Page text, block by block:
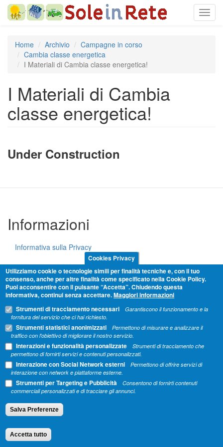
Salta
Home Archivio
Campagne in corso
Cambia classe energetica
I Materiali di Cambia classe energetica!
I Materiali di Cambia
classe energetica!
Under Construction
Informazioni
Informativa sulla Privacy
Cookie Policy
Termini e condizioni
Condividi
Energo Job Società Cooperativa -
Cookies Privacy
Utilizziamo cookie o tecnologie simili per finalità tecniche e, con il tuo
consenso, anche per altre finalità come specificato nella Cookie Policy.
Puoi acconsentire con il pulsante “Accetta”. Chiudendo questa
informativa, continui senza accettare.Maggiori informazioni
Strumenti di tracciamento necessari
Garantiscono il funzionamento e la
fornitura del servizio che ci hai richiesto.
Strumenti statistici anonimizzati
Permettono di misurare e analizzare il
traffico con l'obiettivo di migliorare il nostro servizio.
Interazioni e funzionalità personalizzate
Strumenti di tracciamento che
permettono di fornirti servizi e contenuti personalizzati.
Interazione con Social Network esterni
Permettono di offrire servizi di
interazione con network e piattaforme esterne.
Strumenti per Targeting e Pubblicità
Consentono di fornirti contenuti
commerciali personalizzati e di tracciare gli annunci.
Salva Preferenze
Accetta tutto